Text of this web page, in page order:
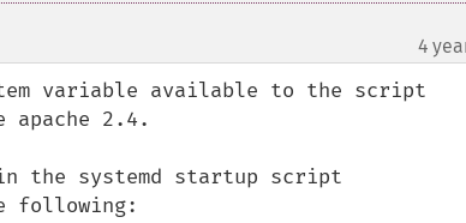
4
variable available to the script
apache 2.4.
the systemd startup script
following: